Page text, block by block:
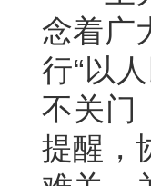
念着广
行“以
不关门
提醒，